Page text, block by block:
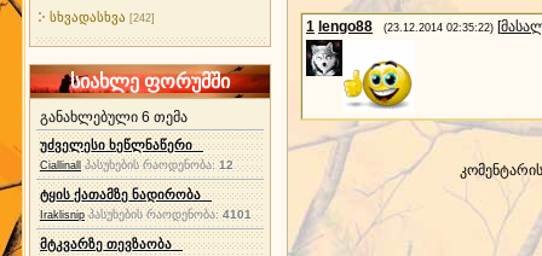
სხვადასხვა [242]
სიახლე ფორუმში
განახლებული 6 თემა
უძველესი ხეწლნაწერი
Ciallinall პასუხების რაოდენობა:12
ტყის ქათამზე ნადირობა
Iraklisnip პასუხების რაოდენობა: 4101
მტკვარზე თევზაობა
1 lengo88 (23.12.2014 02:35:22) [